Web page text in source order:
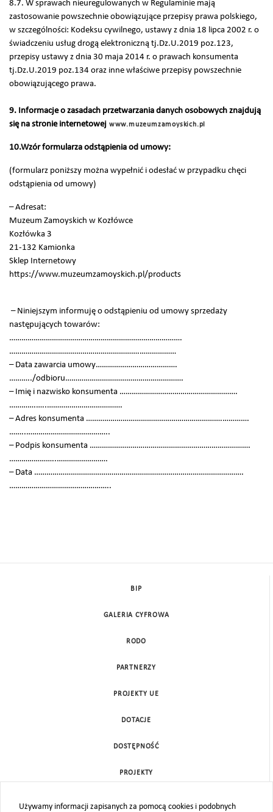
8.7. W sprawach nieuregulowanych w Regulaminie mają
zastosowanie powszechnie obowiązujące przepisy prawa polskiego,
w szczególności: Kodeksu cywilnego, ustawy z dnia 18 lipca 2002 r. o
świadczeniu usług drogą elektroniczną tj.Dz.U.2019 poz.123,
przepisy ustawy z dnia 30 maja 2014 r. o prawach konsumenta
tj.Dz.U.2019 poz.134 oraz inne właściwe przepisy powszechnie
obowiązującego prawa.
9. Informacje o zasadach przetwarzania danych osobowych znajdują
się na stronie internetowej www.muzeumzamoyskich.pl
10.Wzór formularza odstąpienia od umowy:
(formularz poniższy można wypełnić i odesłać w przypadku chęci
odstąpienia od umowy)
– Adresat:
Muzeum Zamoyskich w Kozłówce
Kozłówka 3
21-132 Kamionka
Sklep Internetowy
https://www.muzeumzamoyskich.pl/products
– Niniejszym informuję o odstąpieniu od umowy sprzedaży
następujących towarów:
………………………………………………………………………….
……………………………………………………….………………
– Data zawarcia umowy………………………………….
………../odbioru………………………………………………….
– Imię i nazwisko konsumenta ………………………………………………….
………….…..……………………………….
– Adres konsumenta ………………………………………………………….………….
……..…………………………………..
– Podpis konsumenta …………………………………………………………………….
…………………..…………………….
– Data ………………………………………………………………………………………….
…………………………………………..
Używamy informacji zapisanych za pomocą cookies i podobnych
BIP
GALERIA CYFROWA
RODO
PARTNERZY
PROJEKTY UE
DOTACJE
DOSTĘPNOŚĆ
PROJEKTY